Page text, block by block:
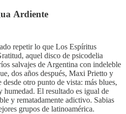
Ardiente
repetir lo que Los Espíritus
aquel disco de psicodelia
salvajes de Argentina con indeleble
dos años después, Maxi Prietto y
otro punto de vista: más blues,
humedad. El resultado es igual de
y rematadamente adictivo. Sabias
grupos de latinoamérica.